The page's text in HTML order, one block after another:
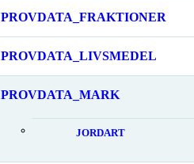
PROVDATA_FRAKTIONER
PROVDATA_LIVSMEDEL
PROVDATA_MARK
JORDART